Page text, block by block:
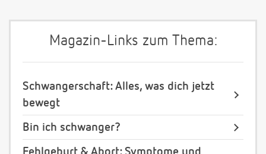
Magazin-Links zum Thema:
Schwangerschaft: Alles, was dich jetzt
bewegt
Bin ich schwanger?